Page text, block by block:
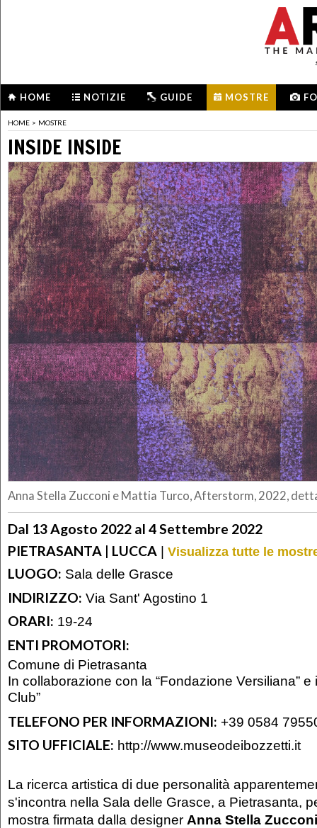
HOME NOTIZIE GUIDE MOSTRE
HOME > MOSTRE
INSIDE INSIDE
Anna Stella Zucconi e Mattia Turco, Afterstorm, 2022,
Dal 13 Agosto 2022 al 4 Settembre 2022
PIETRASANTA | LUCCA | Visualizza tutte le
LUOGO: Sala delle Grasce
INDIRIZZO: Via Sant' Agostino 1
ORARI: 19-24
ENTI PROMOTORI:
Comune di Pietrasanta
In collaborazione con la “Fondazione Versiliana” e
Club”
TELEFONO PER INFORMAZIONI: +39 0584
SITO UFFICIALE: http://www.museodeibozzetti.it
La ricerca artistica di due personalità
s'incontra nella Sala delle Grasce, a Pietrasanta,
mostra firmata dalla designer Anna Stella Zucconi